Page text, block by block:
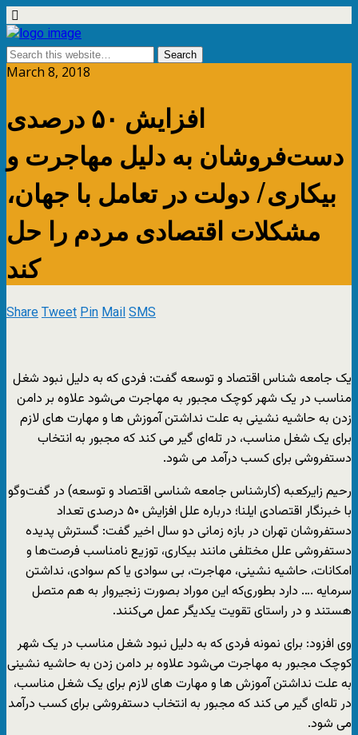
March 8, 2018
افزایش ۵۰ درصدی
دست‌فروشان به دلیل مهاجرت و
بیکاری/ دولت در تعامل با جهان،
مشکلات اقتصادی مردم را حل
کند
ShareTweetPinMailSMS
یک جامعه شناس اقتصاد و توسعه گفت: فردی که به دلیل نبود شغل
مناسب در یک شهر کوچک مجبور به مهاجرت می‌شود علاوه بر دامن
زدن به حاشیه نشینی به علت نداشتن آموزش ها و مهارت های لازم
برای یک شغل مناسب، در تله‌ای گیر می کند که مجبور به انتخاب
دستفروشی برای کسب درآمد می شود.
رحیم زایرکعبه (کارشناس جامعه شناسی اقتصاد و توسعه) در گفت‌وگو
با خبرنگار اقتصادی ایلنا؛ درباره علل افزایش ۵۰ درصدی تعداد
دستفروشان تهران در بازه زمانی دو سال اخیر گفت: گسترش پدیده
دستفروشی علل مختلفی مانند بیکاری، توزیع نامناسب فرصت‌ها و
امکانات، حاشیه نشینی، مهاجرت، بی سوادی یا کم سوادی، نداشتن
سرمایه …. دارد بطوری‌که این موراد بصورت زنجیروار به هم متصل
هستند و در راستای تقویت یکدیگر عمل می‌کنند.
وی افزود: برای نمونه فردی که به دلیل نبود شغل مناسب در یک شهر
کوچک مجبور به مهاجرت می‌شود علاوه بر دامن زدن به حاشیه نشینی
به علت نداشتن آموزش ها و مهارت های لازم برای یک شغل مناسب،
در تله‌ای گیر می کند که مجبور به انتخاب دستفروشی برای کسب درآمد
می شود.